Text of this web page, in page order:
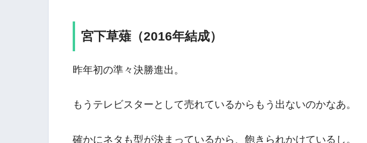
宮下草薙（2016年結成）
昨年初の準々決勝進出。
もうテレビスターとして売れているからもう出ないのかなあ。
確かにネタも型が決まっているから、飽きられかけているし。